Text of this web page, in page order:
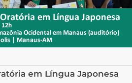
em Língua Japonesa